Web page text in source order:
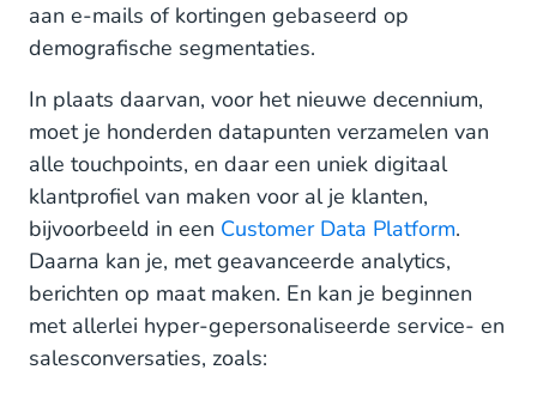
aan e-mails of kortingen gebaseerd op
demografische segmentaties.
In plaats daarvan, voor het nieuwe decennium,
moet je honderden datapunten verzamelen van
alle touchpoints, en daar een uniek digitaal
klantprofiel van maken voor al je klanten,
bijvoorbeeld in een Customer Data Platform.
Daarna kan je, met geavanceerde analytics,
berichten op maat maken. En kan je beginnen
met allerlei hyper-gepersonaliseerde service- en
salesconversaties, zoals: